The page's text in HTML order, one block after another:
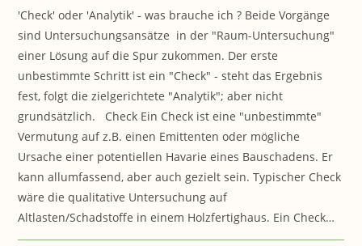
'Check' oder 'Analytik' - was brauche ich ? Beide Vorgänge
sind Untersuchungsansätze in der "Raum-Untersuchung"
einer Lösung auf die Spur zukommen. Der erste
unbestimmte Schritt ist ein "Check" - steht das Ergebnis
fest, folgt die zielgerichtete "Analytik"; aber nicht
grundsätzlich. Check Ein Check ist eine "unbestimmte"
Vermutung auf z.B. einen Emittenten oder mögliche
Ursache einer potentiellen Havarie eines Bauschadens. Er
kann allumfassend, aber auch gezielt sein. Typischer Check
wäre die qualitative Untersuchung auf
Altlasten/Schadstoffe in einem Holzfertighaus. Ein Check…